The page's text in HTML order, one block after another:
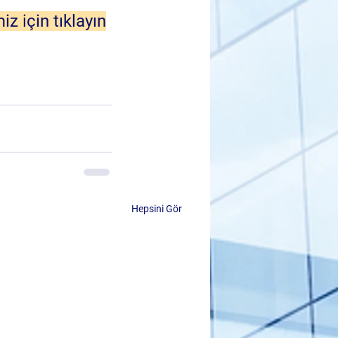
için tıklayın
Hepsini Gör